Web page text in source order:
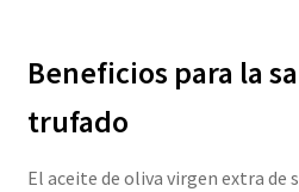
Beneficios para la
trufado
El aceite de oliva virgen extra de